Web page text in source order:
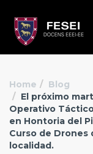
Home
Blog
El próximo
Operativo
en Hontoria del
Curso de Drones
localidad.